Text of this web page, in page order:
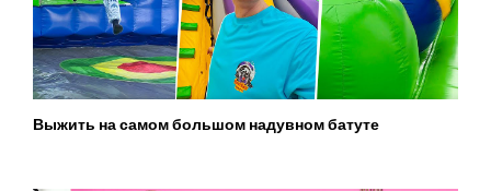
Выжить на самом большом надувном батуте